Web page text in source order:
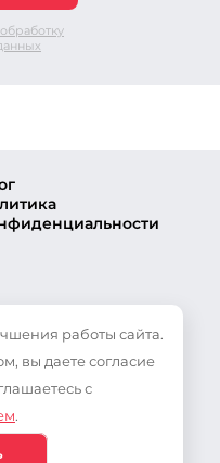
работы сайта.
вы даете согласие
с
.